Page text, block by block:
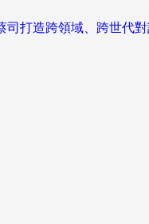
打造跨領域、跨世代